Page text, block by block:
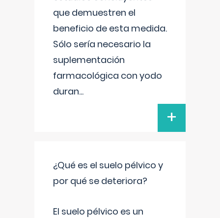
que demuestren el
beneficio de esta medida.
Sólo sería necesario la
suplementación
farmacológica con yodo
duran...
+
¿Qué es el suelo pélvico y
por qué se deteriora?
El suelo pélvico es un